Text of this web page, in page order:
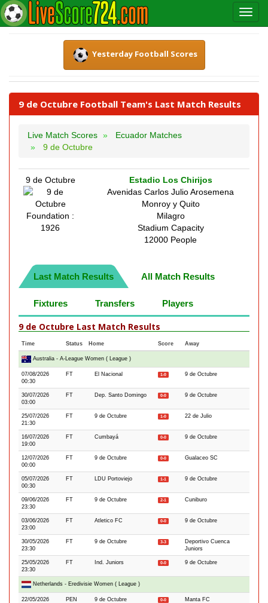
Yesterday Football Scores
9 de Octubre Football Team's Last Match Results
Live Match Scores
Ecuador Matches
9 de Octubre
9 de Octubre
Foundation :
1926
Estadio Los Chirijos
Avenidas Carlos Julio Arosemena
Monroy y Quito
Milagro
Stadium Capacity
12000 People
Last Match Results All Match Results
Fixtures Transfers Players
9 de Octubre Last Match Results
Time Status Home Score Away
Australia - A-League Women ( League )
07/08/2026
00:30
FT El Nacional 1-0 9 de Octubre
30/07/2026
03:00
FT Dep. Santo Domingo 0-0 9 de Octubre
25/07/2026
21:30
FT 9 de Octubre 1-0 22 de Julio
16/07/2026
19:00
FT Cumbayá 0-0 9 de Octubre
12/07/2026
00:00
FT 9 de Octubre 0-0 Gualaceo SC
05/07/2026
00:30
FT LDU Portoviejo 1-1 9 de Octubre
09/06/2026
23:30
FT 9 de Octubre 2-1 Cuniburo
03/06/2026
23:00
FT Atletico FC 0-0 9 de Octubre
30/05/2026
23:30
FT 9 de Octubre 3-3
Deportivo Cuenca
Juniors
25/05/2026
23:30
FT Ind. Juniors 0-0 9 de Octubre
Netherlands - Eredivisie Women ( League )
22/05/2026
PEN 9 de Octubre
0-0
Manta FC